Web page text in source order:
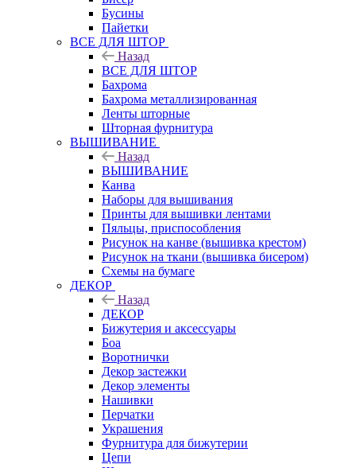
Бусины
Пайетки
ВСЕ ДЛЯ ШТОР
Назад
ВСЕ ДЛЯ ШТОР
Бахрома
Бахрома металлизированная
Ленты шторные
Шторная фурнитура
ВЫШИВАНИЕ
Назад
ВЫШИВАНИЕ
Канва
Наборы для вышивания
Принты для вышивки лентами
Пяльцы, приспособления
Рисунок на канве (вышивка крестом)
Рисунок на ткани (вышивка бисером)
Схемы на бумаге
ДЕКОР
Назад
ДЕКОР
Бижутерия и аксессуары
Боа
Воротнички
Декор застежки
Декор элементы
Нашивки
Перчатки
Украшения
Фурнитура для бижутерии
Цепи